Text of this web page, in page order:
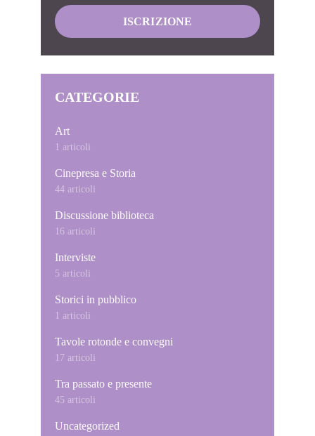
CATEGORIE
Art
1 articoli
Cinepresa e Storia
44 articoli
Discussione biblioteca
16 articoli
Interviste
5 articoli
Storici in pubblico
1 articoli
Tavole rotonde e convegni
17 articoli
Tra passato e presente
45 articoli
Uncategorized